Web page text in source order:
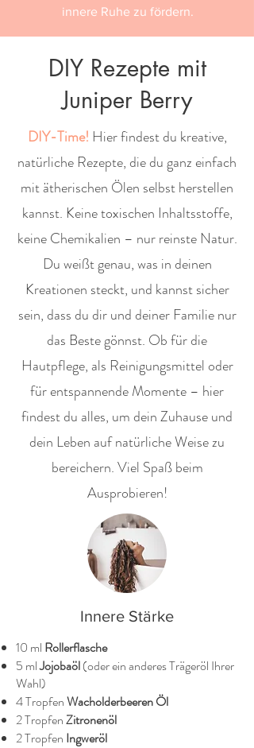
innere Ruhe zu fördern.
DIY Rezepte mit
Juniper Berry
DIY-Time! Hier findest du kreative,
natürliche Rezepte, die du ganz einfach
mit ätherischen Ölen selbst herstellen
kannst. Keine toxischen Inhaltsstoffe,
keine Chemikalien – nur reinste Natur.
Du weißt genau, was in deinen
Kreationen steckt, und kannst sicher
sein, dass du dir und deiner Familie nur
das Beste gönnst. Ob für die
Hautpflege, als Reinigungsmittel oder
für entspannende Momente – hier
findest du alles, um dein Zuhause und
dein Leben auf natürliche Weise zu
bereichern. Viel Spaß beim
Ausprobieren!
Innere Stärke
10 ml Rollerflasche
5 mlJojobaöl(oder ein anderes Trägeröl Ihrer
Wahl)
4 TropfenWacholderbeeren Öl
2 TropfenZitronenöl
2 Tropfen Ingweröl